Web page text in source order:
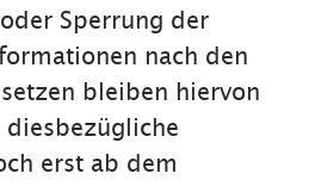
Sperrung der
nach den
bleiben hiervon
erst ab dem